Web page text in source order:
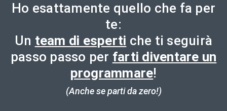
Ho esattamente quello che fa per
te:
Un team di esperti che ti seguirà
passo passo per farti diventare un
programmare!
(Anche se parti da zero!)